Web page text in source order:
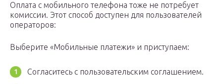
Оплата с мобильного телефона тоже не потребует
комиссии. Этот способ доступен для пользователей
операторов:
Выберите «Мобильные платежи» и приступаем:
Согласитесь с пользовательским соглашением.